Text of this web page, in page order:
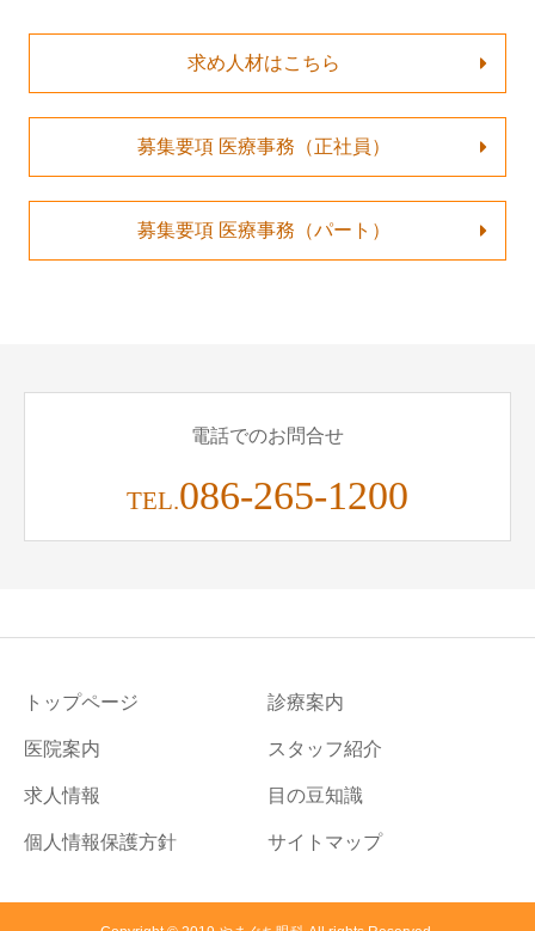
求め人材はこちら
募集要項 医療事務（正社員）
募集要項 医療事務（パート）
電話でのお問合せ
TEL.086-265-1200
トップページ 診療案内
医院案内 スタッフ紹介
求人情報 目の豆知識
個人情報保護方針 サイトマップ